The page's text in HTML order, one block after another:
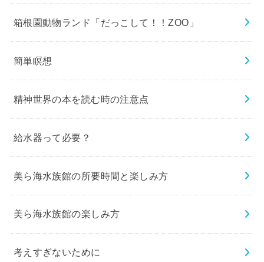
箱根園動物ランド「だっこして！！ZOO」
簡単瞑想
精神世界の本を読む時の注意点
給水器って必要？
美ら海水族館の所要時間と楽しみ方
美ら海水族館の楽しみ方
考えすぎないために